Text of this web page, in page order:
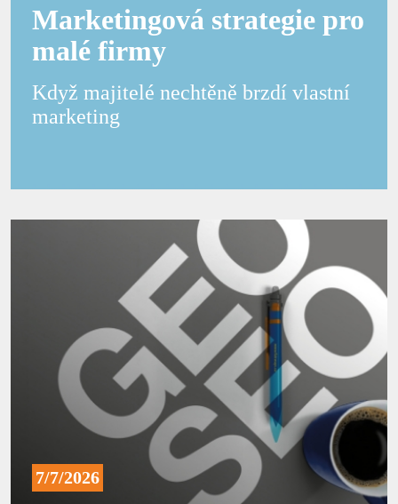
Marketingová strategie pro
malé firmy
Když majitelé nechtěně brzdí vlastní
marketing
7/7/2026